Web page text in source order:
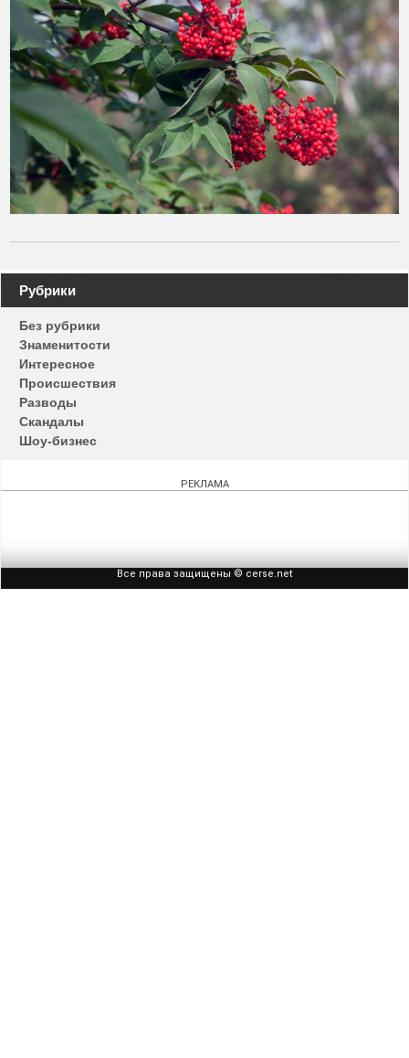
Навигация
по
записям
Рубрики
Без рубрики
Знаменитости
Интересное
Происшествия
Разводы
Скандалы
Шоу-бизнес
РЕКЛАМА
Все права защищены © cerse.net